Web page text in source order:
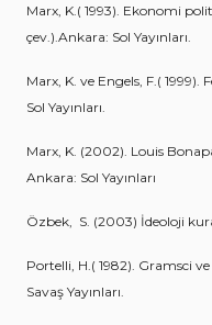
Marx, K.( 1993). Ekonomi
çev.).Ankara: Sol Yayınları.
Marx, K. ve Engels, F.(
Sol Yayınları.
Marx, K. (2002). Louis
Ankara: Sol Yayınları
Özbek, S. (2003) İdeoloji
Portelli, H.( 1982). Gramsci
Savaş Yayınları.